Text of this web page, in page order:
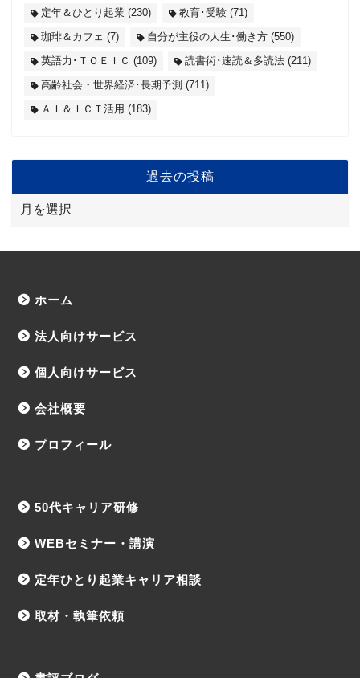
定年＆ひとり起業 (230) 教育･受験 (71)
珈琲＆カフェ (7) 自分が主役の人生･働き方 (550)
英語力･ＴＯＥＩＣ (109) 読書術･速読＆多読法 (211)
高齢社会・世界経済･長期予測 (711)
ＡＩ＆ＩＣＴ活用 (183)
過去の投稿
ホーム
法人向けサービス
個人向けサービス
会社概要
プロフィール
50代キャリア研修
WEBセミナー・講演
定年ひとり起業キャリア相談
取材・執筆依頼